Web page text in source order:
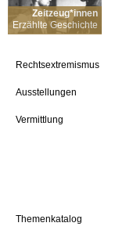
Zeitzeug*innen
Erzählte Geschichte
Rechtsextremismus
Ausstellungen
Vermittlung
Themenkatalog